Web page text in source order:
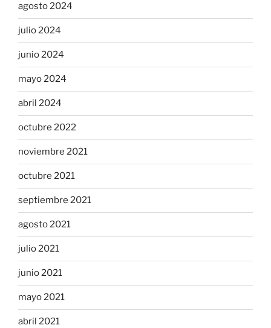
agosto 2024
julio 2024
junio 2024
mayo 2024
abril 2024
octubre 2022
noviembre 2021
octubre 2021
septiembre 2021
agosto 2021
julio 2021
junio 2021
mayo 2021
abril 2021